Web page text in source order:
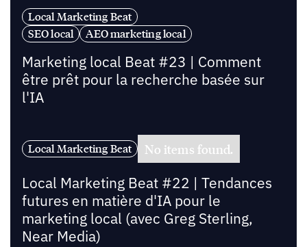
Local Marketing Beat
SEO local
AEO marketing local
Marketing local Beat #23 | Comment
être prêt pour la recherche basée sur
l'IA
Local Marketing Beat No items found.
Local Marketing Beat #22 | Tendances
futures en matière d'IA pour le
marketing local (avec Greg Sterling,
Near Media)